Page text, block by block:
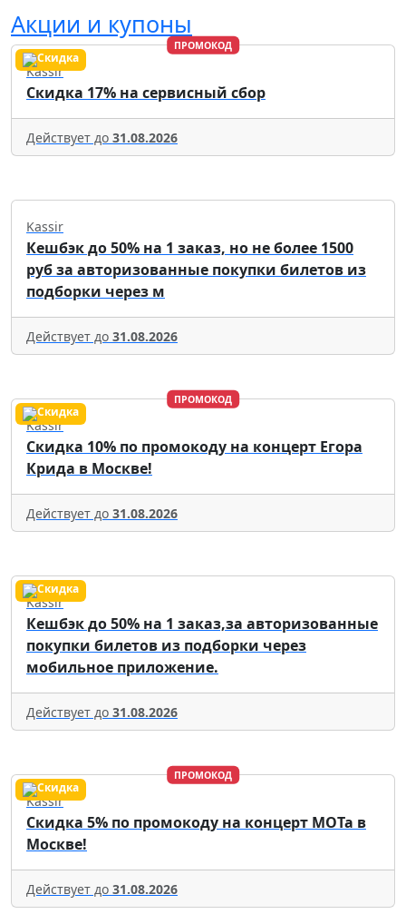
Акции и купоны
ПРОМОКОД
Kassir
Скидка 17% на сервисный сбор
Действует до 31.08.2026
Kassir
Кешбэк до 50% на 1 заказ, но не более 1500
руб за авторизованные покупки билетов из
подборки через м
Действует до 31.08.2026
ПРОМОКОД
Kassir
Скидка 10% по промокоду на концерт Егора
Крида в Москве!
Действует до 31.08.2026
Kassir
Кешбэк до 50% на 1 заказ,за авторизованные
покупки билетов из подборки через
мобильное приложение.
Действует до 31.08.2026
ПРОМОКОД
Kassir
Скидка 5% по промокоду на концерт МОТа в
Москве!
Действует до 31.08.2026